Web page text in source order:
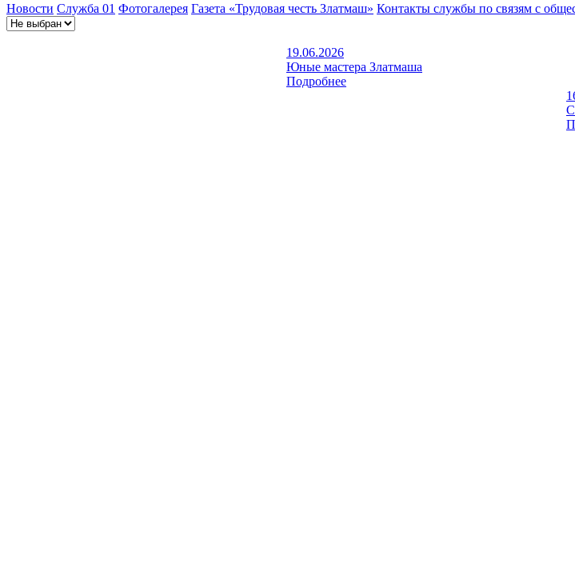
Новости Служба 01 Фотогалерея Газета «Трудовая честь Златмаш» Контакты службы по связям с
19.06.2026
Юные мастера Златмаша
Подробнее